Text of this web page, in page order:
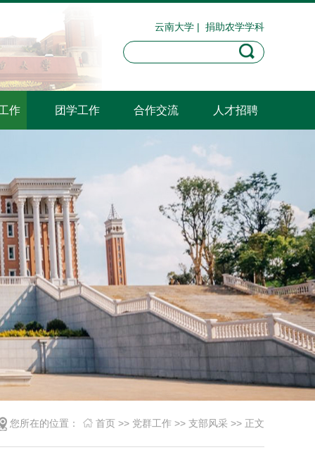
云南大学 | 捐助农学学科
作 团学工作 合作交流 人才招聘
您所在的位置： 首页 >> 党群工作 >> 支部风采 >> 正文